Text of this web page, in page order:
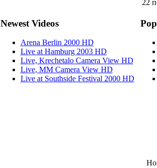
22
Newest Videos
Arena Berlin 2000 HD
Live at Hamburg 2003 HD
Live, Krechetalo Camera View HD
Live, MM Camera View HD
Live at Southside Festival 2000 HD